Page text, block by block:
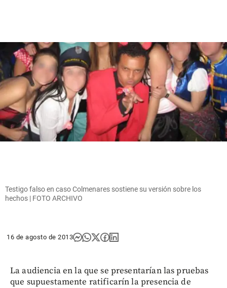
Testigo falso en caso Colmenares sostiene su versión sobre los
hechos | FOTO ARCHIVO
16 de agosto de 2013
La audiencia en la que se presentarían las pruebas
que supuestamente ratificarín la presencia de